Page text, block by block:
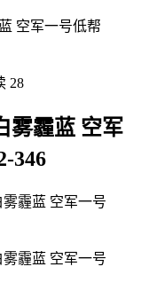
28
雾霾蓝 空军
346